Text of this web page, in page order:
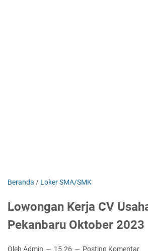
Beranda / Loker SMA/SMK
Lowongan Kerja CV
Pekanbaru Oktober 2023
Oleh Admin 15.26 Posting Komentar